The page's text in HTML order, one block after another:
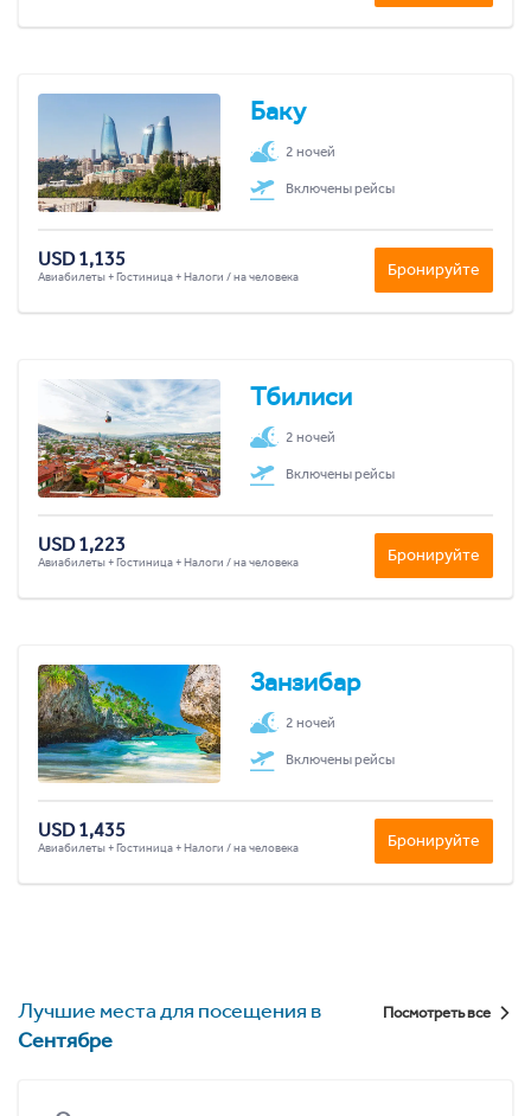
Баку
2 ночей
Включены рейсы
USD 1,135
Авиабилеты + Гостиница + Налоги / на человека Бронируйте
Тбилиси
2 ночей
Включены рейсы
USD 1,223
Авиабилеты + Гостиница + Налоги / на человека Бронируйте
Занзибар
2 ночей
Включены рейсы
USD 1,435
Авиабилеты + Гостиница + Налоги / на человека Бронируйте
Лучшие места для посещения в
Сентябре
Посмотреть все